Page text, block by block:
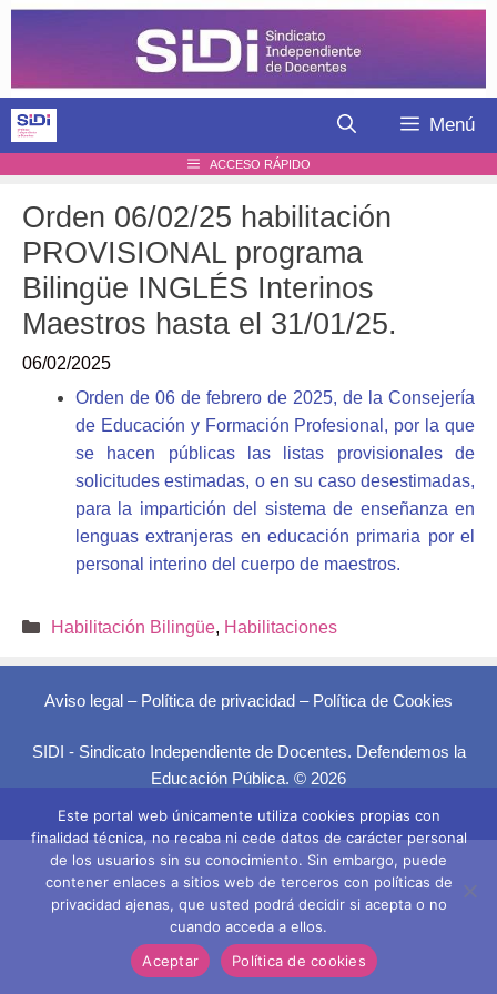
Saltar
Menú
ACCESO RÁPIDO
Orden 06/02/25 habilitación
PROVISIONAL programa
Bilingüe INGLÉS Interinos
Maestros hasta el 31/01/25.
06/02/2025
Orden de 06 de febrero de 2025, de la Consejería
de Educación y Formación Profesional, por la que
se hacen públicas las listas provisionales de
solicitudes estimadas, o en su caso desestimadas,
para la impartición del sistema de enseñanza en
lenguas extranjeras en educación primaria por el
personal interino del cuerpo de maestros.
Categorías
Habilitación Bilingüe, Habilitaciones
Aviso legal – Política de privacidad – Política de Cookies
SIDI - Sindicato Independiente de Docentes. Defendemos la
Educación Pública. © 2026
Este portal web únicamente utiliza cookies propias con
finalidad técnica, no recaba ni cede datos de carácter personal
de los usuarios sin su conocimiento. Sin embargo, puede
contener enlaces a sitios web de terceros con políticas de
privacidad ajenas, que usted podrá decidir si acepta o no
cuando acceda a ellos.
Aceptar
Política de cookies